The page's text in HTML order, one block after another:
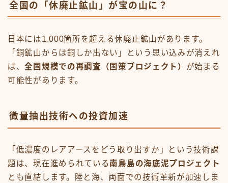
全国の「休廃止鉱山」が宝の山に？
日本には1,000箇所を超える休廃止鉱山があります。
「銅鉱山からは銅しか出ない」という思い込みが消えれ
ば、全国規模での再調査（国策プロジェクト） が始まる
可能性があります。
微量抽出技術への投資加速
「低濃度のレアアースをどう取り出すか」という技術課
題は、現在進められている南鳥島の海底泥プロジェクト
とも直結します。陸と海、両面での技術革新が加速しま